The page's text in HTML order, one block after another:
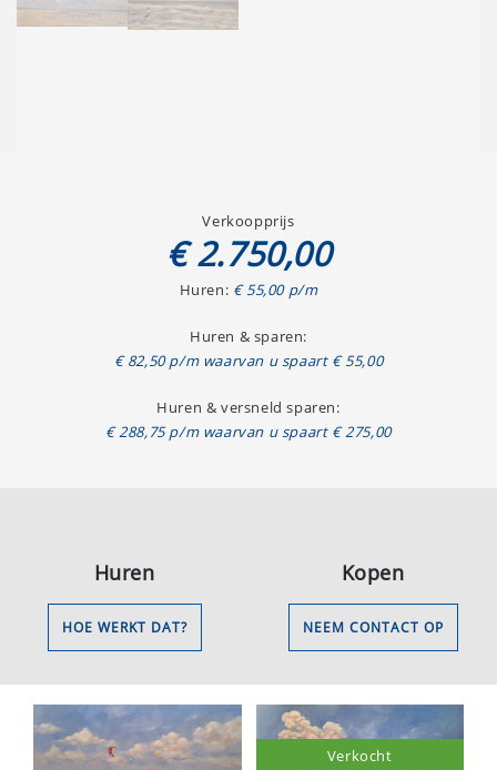
Verkoopprijs
€ 2.750,00
Huren: € 55,00 p/m
Huren & sparen:
€ 82,50 p/m waarvan u spaart € 55,00
Huren & versneld sparen:
€ 288,75 p/m waarvan u spaart € 275,00
Huren
HOE WERKT DAT?
Kopen
NEEM CONTACT OP
Verkocht